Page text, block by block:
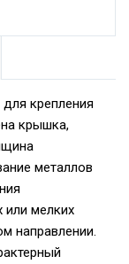
крепления
крышка,
металлов
или мелких
направлении.